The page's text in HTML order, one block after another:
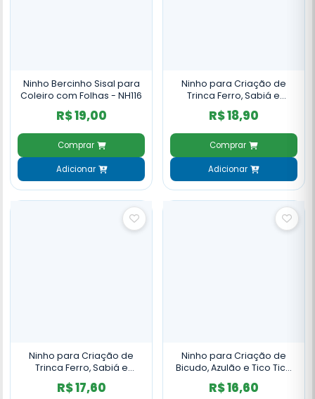
Ninho Bercinho Sisal para
Coleiro com Folhas - NH116
R$ 19,00
Comprar
Adicionar
Ninho para Criação de
Trinca Ferro, Sabiá e
Pássaro Preto Fibra de
Coco com Folhas - NH102
R$ 18,90
Comprar
Adicionar
Ninho para Criação de
Trinca Ferro, Sabiá e
Pássaro Preto Sisal com
Folhas - NH101
R$ 17,60
Ninho para Criação de
Bicudo, Azulão e Tico Tico
Sisal com Folhas - NH97
R$ 16,60